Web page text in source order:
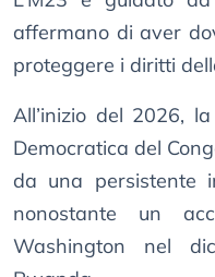
affermano di aver
proteggere i diritti
All’inizio del 2026,
Democratica del
da una persistente
nonostante un
Washington nel